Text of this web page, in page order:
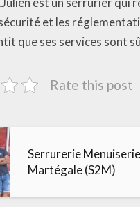
et les
que ses services sont
Rate this post
Serrurerie Menuiserie
Martégale (S2M)